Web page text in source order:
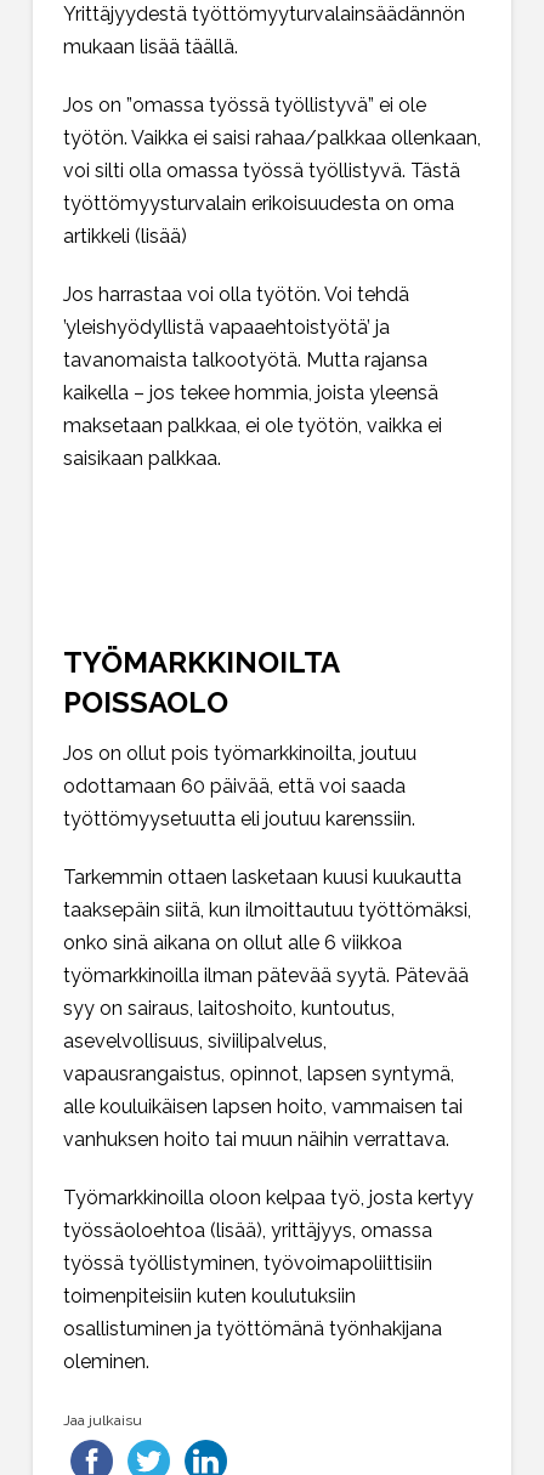
Yrittäjyydestä työttömyyturvalainsäädännön
mukaan lisää täällä.
Jos on ”omassa työssä työllistyvä” ei ole
työtön. Vaikka ei saisi rahaa/palkkaa ollenkaan,
voi silti olla omassa työssä työllistyvä. Tästä
työttömyysturvalain erikoisuudesta on oma
artikkeli (lisää)
Jos harrastaa voi olla työtön. Voi tehdä
’yleishyödyllistä vapaaehtoistyötä’ ja
tavanomaista talkootyötä. Mutta rajansa
kaikella – jos tekee hommia, joista yleensä
maksetaan palkkaa, ei ole työtön, vaikka ei
saisikaan palkkaa.
TYÖMARKKINOILTA
POISSAOLO
Jos on ollut pois työmarkkinoilta, joutuu
odottamaan 60 päivää, että voi saada
työttömyysetuutta eli joutuu karenssiin.
Tarkemmin ottaen lasketaan kuusi kuukautta
taaksepäin siitä, kun ilmoittautuu työttömäksi,
onko sinä aikana on ollut alle 6 viikkoa
työmarkkinoilla ilman pätevää syytä. Pätevää
syy on sairaus, laitoshoito, kuntoutus,
asevelvollisuus, siviilipalvelus,
vapausrangaistus, opinnot, lapsen syntymä,
alle kouluikäisen lapsen hoito, vammaisen tai
vanhuksen hoito tai muun näihin verrattava.
Työmarkkinoilla oloon kelpaa työ, josta kertyy
työssäoloehtoa (lisää), yrittäjyys, omassa
työssä työllistyminen, työvoimapoliittisiin
toimenpiteisiin kuten koulutuksiin
osallistuminen ja työttömänä työnhakijana
oleminen.
Jaa julkaisu